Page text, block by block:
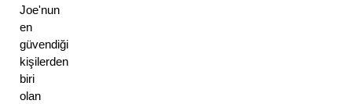
Joe'nun
en
güvendiği
kişilerden
biri
olan